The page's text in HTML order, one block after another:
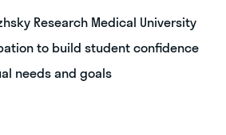
Research Medical University
to build student confidence
needs and goals